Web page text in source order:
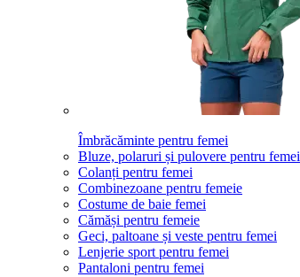
Îmbrăcăminte pentru femei
Bluze, polaruri și pulovere pentru femei
Colanți pentru femei
Combinezoane pentru femeie
Costume de baie femei
Cămăși pentru femeie
Geci, paltoane și veste pentru femei
Lenjerie sport pentru femei
Pantaloni pentru femei